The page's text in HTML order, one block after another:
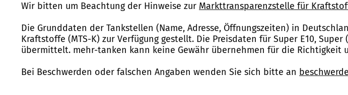
Wir bitten um Beachtung der Hinweise zur Markttransparenzstelle für
Die Grunddaten der Tankstellen (Name, Adresse, Öffnungszeiten) in
Kraftstoffe (MTS-K) zur Verfügung gestellt. Die Preisdaten für Super E10,
übermittelt. mehr-tanken kann keine Gewähr übernehmen für die
Bei Beschwerden oder falschen Angaben wenden Sie sich bitte an